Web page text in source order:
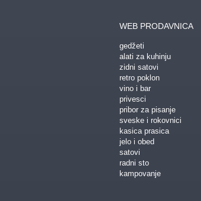
WEB PRODAVNICA
gedžeti
alati za kuhinju
zidni satovi
retro poklon
vino i bar
privesci
pribor za pisanje
sveske i rokovnici
kasica prasica
jelo i obed
satovi
radni sto
kampovanje